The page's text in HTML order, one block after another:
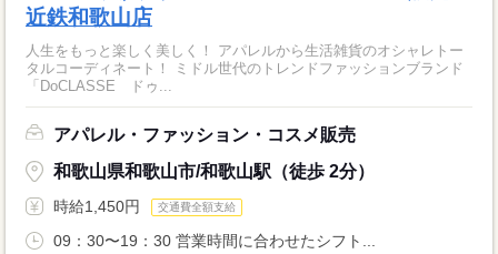
近鉄和歌山店
人生をもっと楽しく美しく！ アパレルから生活雑貨のオシャレトー
タルコーディネート！ ミドル世代のトレンドファッションブランド
「DoCLASSE ドゥ...
アパレル・ファッション・コスメ販売
和歌山県和歌山市/和歌山駅（徒歩 2分）
時給1,450円 交通費全額支給
09：30〜19：30 営業時間に合わせたシフト...